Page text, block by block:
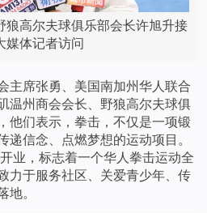
狼高尔夫球俱乐部会长许旭升接
媒体记者访问
主席张勇、美国南加州华人联合
温州商会会长、野狼高尔夫球俱
他们表示，拳击，不仅是一项锻
信念、点燃梦想的运动项目。
业，标志着一个华人拳击运动全
力于服务社区、关爱青少年、传
。